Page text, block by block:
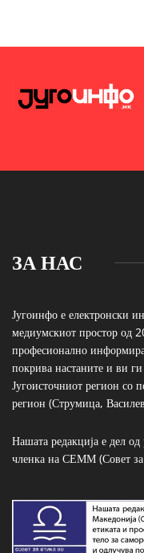
ЗА НАС
Југоинфо е електронски
медиумскиот простор од
професионално
покрива настаните и ви
Југоисточниот регион со
регион (Струмица,
Нашата редакција е дел
членка на СЕММ (Совет